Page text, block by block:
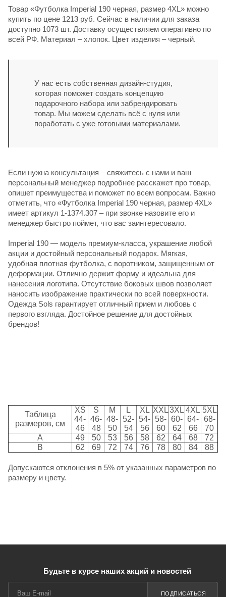
Товар «Футболка Imperial 190 черная, размер 4XL» можно
купить по цене 1213 руб. Сейчас в наличии для заказа
доступно 1073 шт. Доставку осуществляем оперативно по
всей РФ. Материал – хлопок. Цвет изделия – черный.
У нас есть собственная дизайн-студия,
которая поможет создать концепцию
подарочного набора или забрендировать
товар. Мы можем сделать всё с нуля или
поработать с уже готовыми материалами.
Если нужна консультация – свяжитесь с нами и ваш
персональный менеджер подробнее расскажет про товар,
опишет преимущества и поможет по всем вопросам. Важно
отметить, что «Футболка Imperial 190 черная, размер 4XL»
имеет артикул 1-1374.307 – при звонке назовите его и
менеджер быстро поймет, что вас заинтересовало.
Imperial 190 — модель премиум-класса, украшение любой
акции и достойный персональный подарок. Мягкая,
удобная плотная футболка, с воротником, защищенным от
деформации. Отлично держит форму и идеальна для
нанесения логотипа. Отсутствие боковых швов позволяет
наносить изображение практически по всей поверхности.
Одежда Sols гарантирует отличный прием и любовь с
первого взгляда. Достойное решение для достойных
брендов!
Таблица
размеров, см
XS
44-
46
S
46-
48
M
48-
50
L
52-
54
XL
54-
56
XXL
58-
60
3XL
60-
62
4XL
64-
66
5XL
68-
70
A
49 50 53 56 58 62 64 68
72
B
62 69 72 74 76 78 80 84 88
Допускаются отклонения в 5% от указанных параметров по
размеру и цвету.
Будьте в курсе наших акций и новостей
ПОДПИСАТЬСЯ